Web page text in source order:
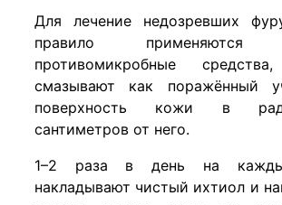
Для лечение недозревших
правило применяются
противомикробные
смазывают как поражённый
поверхность кожи в
сантиметров от него.
1–2 раза в день на
накладывают чистый ихтиол и